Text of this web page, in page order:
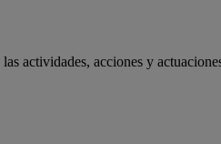
actividades, acciones y